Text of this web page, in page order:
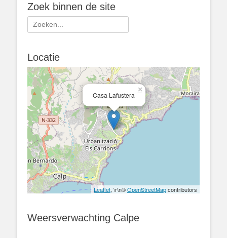
Zoek binnen de site
Zoeken
naar:
Locatie
Casa Lafustera
×
Leaflet, \r\n©OpenStreetMapcontributors
Weersverwachting Calpe